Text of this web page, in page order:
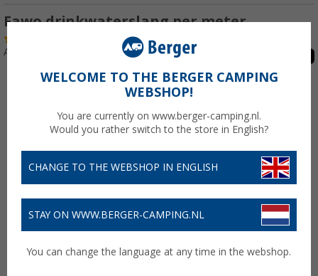
Fawo drinkwaterslang per meter
Artikelnr: 128970
WELCOME TO THE BERGER CAMPING
WEBSHOP!
You are currently on www.berger-camping.nl.
Would you rather switch to the store in English?
CHANGE TO THE WEBSHOP IN ENGLISH
STAY ON WWW.BERGER-CAMPING.NL
You can change the language at any time in the webshop.